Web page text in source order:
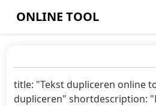
ONLINE TOOL
title: "Tekst dupliceren online
dupliceren" shortdescription: